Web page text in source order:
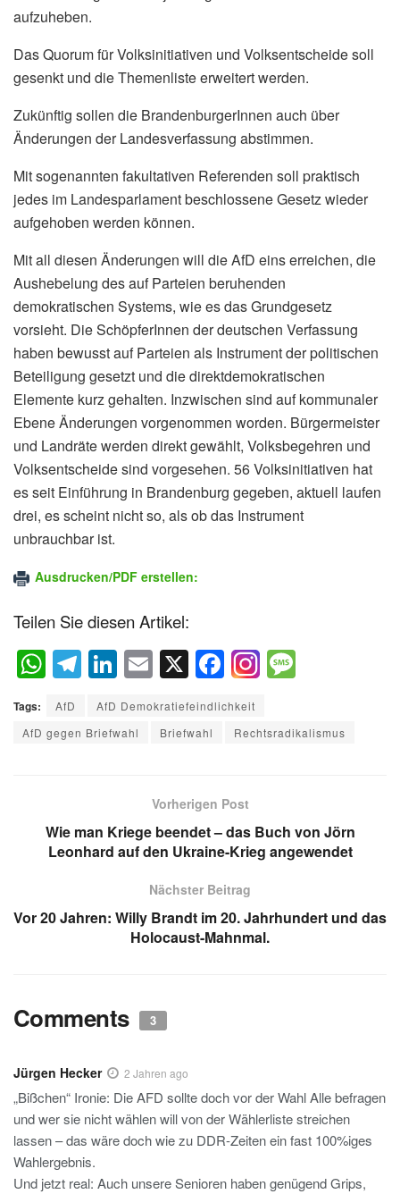
aufzuheben.
Das Quorum für Volksinitiativen und Volksentscheide soll
gesenkt und die Themenliste erweitert werden.
Zukünftig sollen die BrandenburgerInnen auch über
Änderungen der Landesverfassung abstimmen.
Mit sogenannten fakultativen Referenden soll praktisch
jedes im Landesparlament beschlossene Gesetz wieder
aufgehoben werden können.
Mit all diesen Änderungen will die AfD eins erreichen, die
Aushebelung des auf Parteien beruhenden
demokratischen Systems, wie es das Grundgesetz
vorsieht. Die SchöpferInnen der deutschen Verfassung
haben bewusst auf Parteien als Instrument der politischen
Beteiligung gesetzt und die direktdemokratischen
Elemente kurz gehalten. Inzwischen sind auf kommunaler
Ebene Änderungen vorgenommen worden. Bürgermeister
und Landräte werden direkt gewählt, Volksbegehren und
Volksentscheide sind vorgesehen. 56 Volksinitiativen hat
es seit Einführung in Brandenburg gegeben, aktuell laufen
drei, es scheint nicht so, als ob das Instrument
unbrauchbar ist.
Ausdrucken/PDF erstellen:
Teilen Sie diesen Artikel:
W
h
at
s
p
T
el
e
gr
Li
n
k
e
E
m
ail
X F
a
c
e
o
o
k
ss
a
Tags: AfD
AfD Demokratiefeindlichkeit
AfD gegen Briefwahl
Briefwahl Rechtsradikalismus
Vorherigen Post
Wie man Kriege beendet – das Buch von Jörn
Leonhard auf den Ukraine-Krieg angewendet
Nächster Beitrag
Vor 20 Jahren: Willy Brandt im 20. Jahrhundert und das
Holocaust-Mahnmal.
Comments 3
Jürgen Hecker 2 Jahren ago
„Bißchen“ Ironie: Die AFD sollte doch vor der Wahl Alle befragen
und wer sie nicht wählen will von der Wählerliste streichen
lassen – das wäre doch wie zu DDR-Zeiten ein fast 100%iges
Wahlergebnis.
Und jetzt real: Auch unsere Senioren haben genügend Grips,